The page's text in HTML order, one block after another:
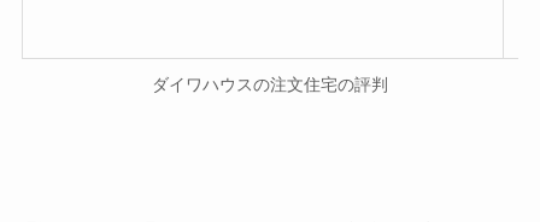
ダイワハウスの注文住宅の評判